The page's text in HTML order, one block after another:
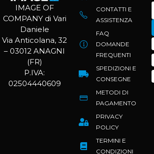
IMAGE OF
COMPANY di Vari
Daniele
Via Anticolana, 32
– 03012 ANAGNI
(FR)
P.IVA:
02504440609
CONTATTI E
ASSISTENZA
FAQ
DOMANDE
FREQUENTI
SPEDIZIONI E
CONSEGNE
METODI DI
PAGAMENTO
PRIVACY
POLICY
TERMINI E
CONDIZIONI